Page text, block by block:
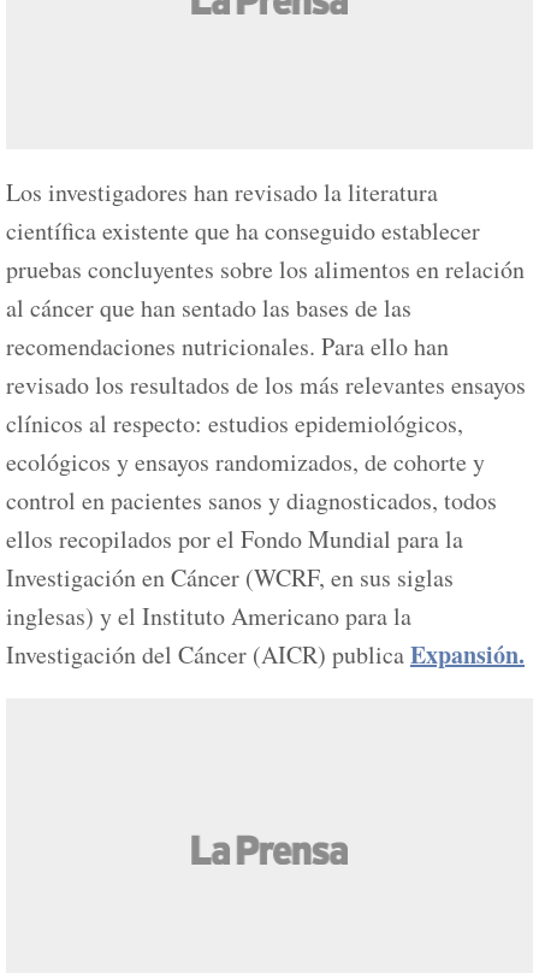
Los investigadores han revisado la literatura
científica existente que ha conseguido establecer
pruebas concluyentes sobre los alimentos en relación
al cáncer que han sentado las bases de las
recomendaciones nutricionales. Para ello han
revisado los resultados de los más relevantes ensayos
clínicos al respecto: estudios epidemiológicos,
ecológicos y ensayos randomizados, de cohorte y
control en pacientes sanos y diagnosticados, todos
ellos recopilados por el Fondo Mundial para la
Investigación en Cáncer (WCRF, en sus siglas
inglesas) y el Instituto Americano para la
Investigación del Cáncer (AICR) publicaExpansión.